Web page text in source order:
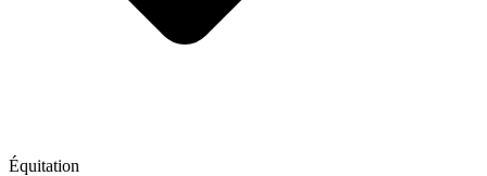
Équitation